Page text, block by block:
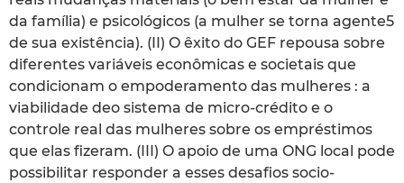
da família) e psicológicos (a mulher se torna agente5
de sua existência). (II) O êxito do GEF repousa sobre
diferentes variáveis econômicas e societais que
condicionam o empoderamento das mulheres : a
viabilidade deo sistema de micro-crédito e o
controle real das mulheres sobre os empréstimos
que elas fizeram. (III) O apoio de uma ONG local pode
possibilitar responder a esses desafios socio-